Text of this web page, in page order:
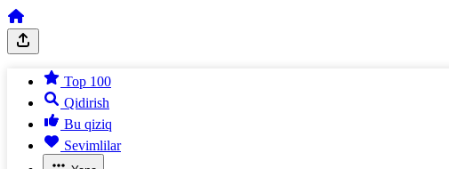
Top 100
Qidirish
Bu qiziq
Sevimlilar